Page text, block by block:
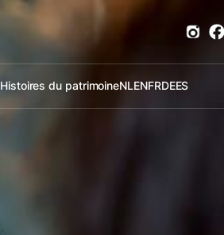
Histoires du patrimoineNLENFRDEES